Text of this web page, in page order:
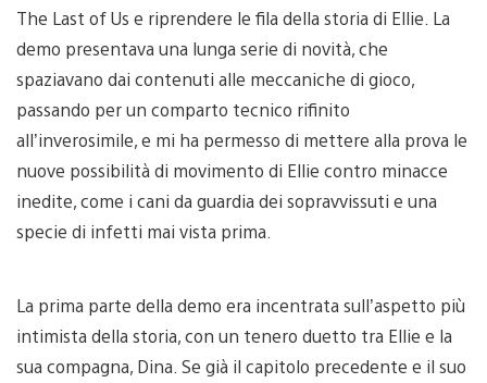
The Last of Us e riprendere le fila della storia di Ellie. La
demo presentava una lunga serie di novità, che
spaziavano dai contenuti alle meccaniche di gioco,
passando per un comparto tecnico rifinito
all’inverosimile, e mi ha permesso di mettere alla prova le
nuove possibilità di movimento di Ellie contro minacce
inedite, come i cani da guardia dei sopravvissuti e una
specie di infetti mai vista prima.
La prima parte della demo era incentrata sull’aspetto più
intimista della storia, con un tenero duetto tra Ellie e la
sua compagna, Dina. Se già il capitolo precedente e il suo